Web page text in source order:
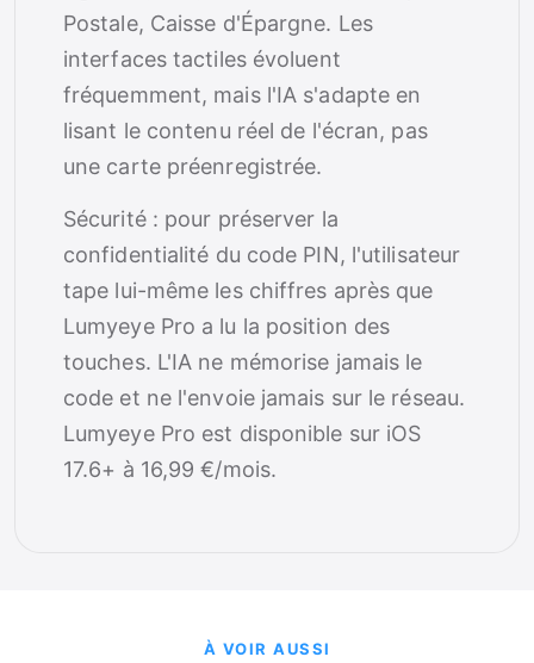
Postale, Caisse d'Épargne. Les
interfaces tactiles évoluent
fréquemment, mais l'IA s'adapte en
lisant le contenu réel de l'écran, pas
une carte préenregistrée.
Sécurité : pour préserver la
confidentialité du code PIN, l'utilisateur
tape lui-même les chiffres après que
Lumyeye Pro a lu la position des
touches. L'IA ne mémorise jamais le
code et ne l'envoie jamais sur le réseau.
Lumyeye Pro est disponible sur iOS
17.6+ à 16,99 €/mois.
À VOIR AUSSI